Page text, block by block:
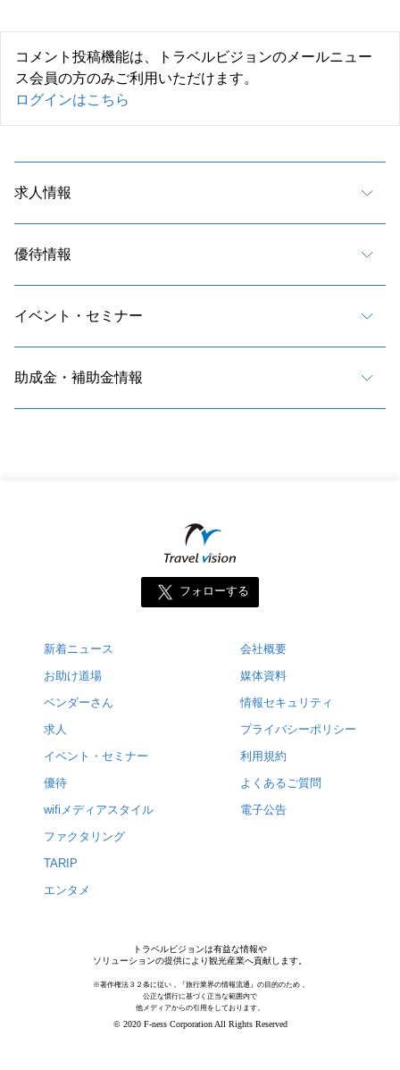
コメント投稿機能は、トラベルビジョンのメールニュー
ス会員の方のみご利用いただけます。
ログインはこちら
求人情報
優待情報
イベント・セミナー
助成金・補助金情報
フォローする
新着ニュース
お助け道場
ベンダーさん
求人
イベント・セミナー
優待
wifiメディアスタイル
ファクタリング
TARIP
エンタメ
会社概要
媒体資料
情報セキュリティ
プライバシーポリシー
利用規約
よくあるご質問
電子公告
トラベルビジョンは有益な情報や
ソリューションの提供により観光産業へ貢献します。
※著作権法３２条に従い，『旅行業界の情報流通』の目的のため，
公正な慣行に基づく正当な範囲内で
他メディアからの引用をしております。
© 2020 F-ness Corporation All Rights Reserved